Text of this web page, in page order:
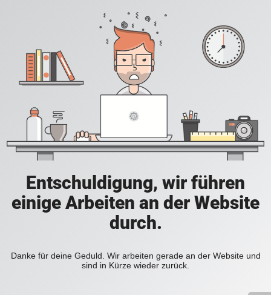
Entschuldigung, wir führen
einige Arbeiten an der Website
durch.
Danke für deine Geduld. Wir arbeiten gerade an der Website und
sind in Kürze wieder zurück.